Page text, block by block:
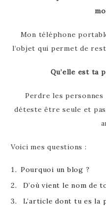
Mon téléphone
l’objet qui permet de
Qu’elle est ta
Perdre les personnes
déteste être seule et
Voici mes questions :
Pourquoi un blog ?
D’où vient le nom de
L’article dont tu es la